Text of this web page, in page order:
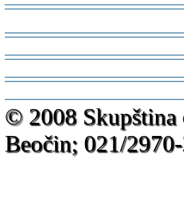
-
-
-
-
© 2008 Skupština
Beočin; 021/